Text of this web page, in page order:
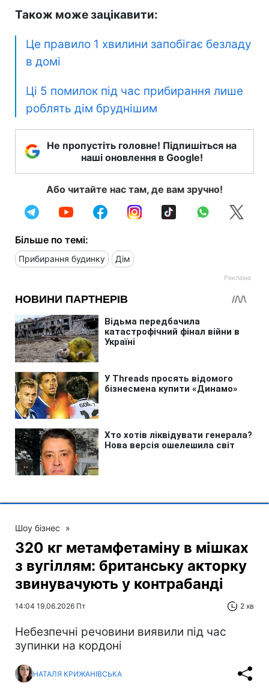
Також може зацікавити:
Це правило 1 хвилини запобігає безладу
в домі
Ці 5 помилок під час прибирання лише
роблять дім бруднішим
Не пропустіть головне! Підпишіться на
наші оновлення в Google!
Або читайте нас там, де вам зручно!
Більше по темі:
Прибирання будинку Дім
Шоу бізнес »
320 кг метамфетаміну в мішках
з вугіллям: британську акторку
звинувачують у контрабанді
14:04 19.06.2026 Пт 2 хв
Небезпечні речовини виявили під час
зупинки на кордоні
НАТАЛЯ КРИЖАНІВСЬКА